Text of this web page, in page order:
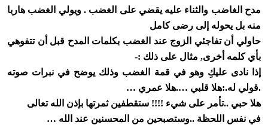
مدح الغاضب والثناء عليه يقضي على الغضب . ويولي الغضب هاربا
منه بل يحوله إلى رضى كامل
حاولي أن تفاجئي الزوج عند الغضب بكلمات المدح قبل أن تتفوهي
بأي كلمه أخرى, مثال على ذلك :-
إذا نادى عليكِ وهو في قمة الغضب وذلك يوضح في نبرات صوته
.قولي له.:هلا قلبي ….هلا عمري …
هلا حبي ..تأمر على شيء !!!! ستقطفين ثمرتها بإذن الله تعالى
في نفس اللحظة ..وستصبحين من المحسنين عند الله …